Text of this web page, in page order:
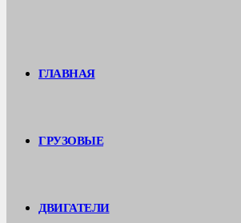
ГЛАВНАЯ
ГРУЗОВЫЕ
ДВИГАТЕЛИ